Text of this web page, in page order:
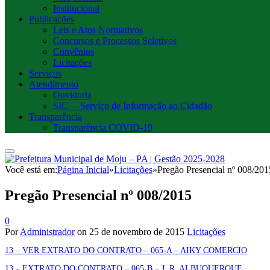
Institucional
Publicações
Leis e Atos Normativos
Concursos e Processos Seletivos
Convênios
Licitações
Serviços
Atendimento
Ouvidoria
SIC —Serviço de Informação ao Cidadão
Transparência
Transparência COVID-19
Você está em:Página Inicial»Licitações»Pregão Presencial nº 008/
Pregão Presencial nº 008/2015
0
PorAdministrador on 25 de novembro de 2015 Licitações
13 – VER EXTRATO DO CONTRATO – 065-A – AIKY COMERCIO